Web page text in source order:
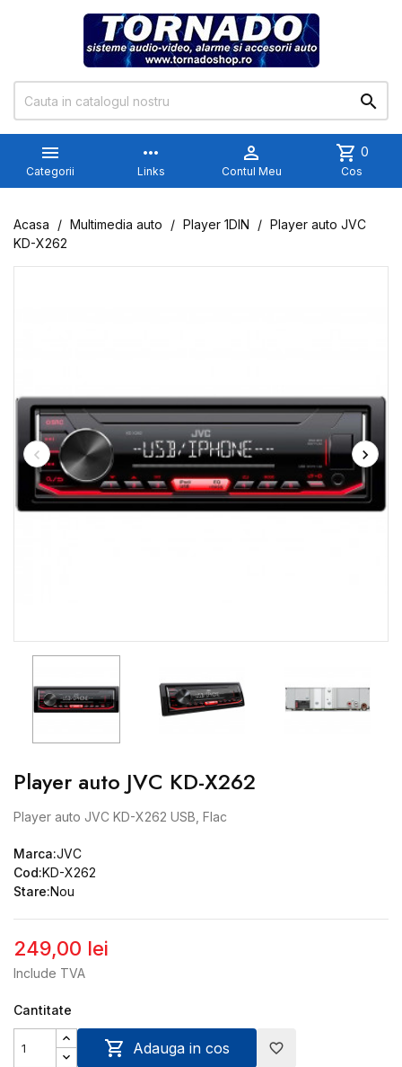


Categorii
more_horiz
Links

Contul Meu
shopping_cart 0
Cos
Acasa Multimedia auto Player 1DIN
Player auto JVC
KD-X262
Player auto JVC KD-X262
Player auto JVC KD-X262 USB, Flac
Marca:JVC
Cod:KD-X262
Stare:Nou
249,00 lei
Include TVA
Cantitate
 Adauga in cos favorite_border